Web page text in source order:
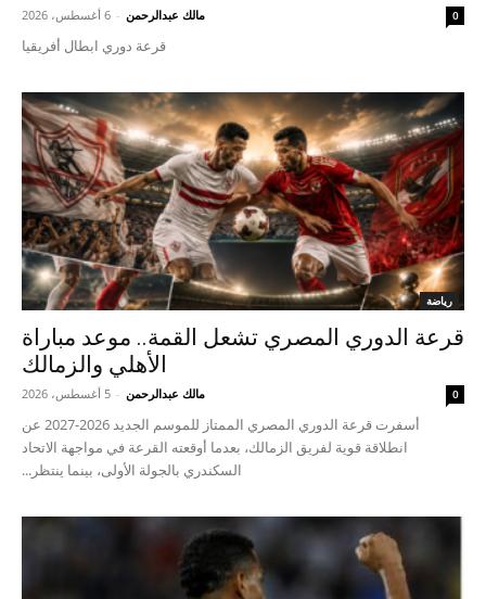
مالك عبدالرحمن - 6 أغسطس، 2026 0
قرعة دوري ابطال أفريقيا
رياضة
قرعة الدوري المصري تشعل القمة.. موعد مباراة
الأهلي والزمالك
مالك عبدالرحمن - 5 أغسطس، 2026 0
أسفرت قرعة الدوري المصري الممتاز للموسم الجديد 2026-2027 عن
انطلاقة قوية لفريق الزمالك، بعدما أوقعته القرعة في مواجهة الاتحاد
السكندري بالجولة الأولى، بينما ينتظر...